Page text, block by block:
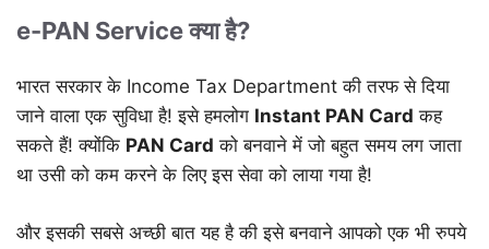
e-PAN Service क्या है?
भारत सरकार के Income Tax Department की तरफ से दिया
जाने वाला एक सुविधा है! इसे हमलोग Instant PAN Card कह
सकते हैं! क्योंकि PAN Card को बनवाने में जो बहुत समय लग जाता
था उसी को कम करने के लिए इस सेवा को लाया गया है!
और इसकी सबसे अच्छी बात यह है की इसे बनवाने आपको एक भी रुपये